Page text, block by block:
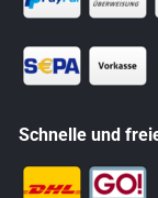
Schnelle und